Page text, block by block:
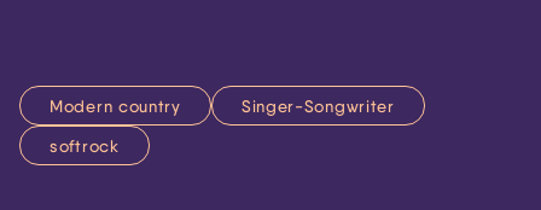
Modern country
Singer-Songwriter
softrock